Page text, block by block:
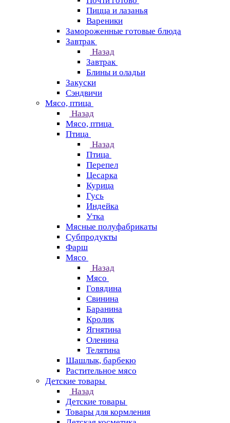
Пицца и лазанья
Вареники
Замороженные готовые блюда
Завтрак
Назад
Завтрак
Блины и оладьи
Закуски
Сэндвичи
Мясо, птица
Назад
Мясо, птица
Птица
Назад
Птица
Перепел
Цесарка
Курица
Гусь
Индейка
Утка
Мясные полуфабрикаты
Субпродукты
Фарш
Мясо
Назад
Мясо
Говядина
Свинина
Баранина
Кролик
Ягнятина
Оленина
Телятина
Шашлык, барбекю
Растительное мясо
Детские товары
Назад
Детские товары
Товары для кормления